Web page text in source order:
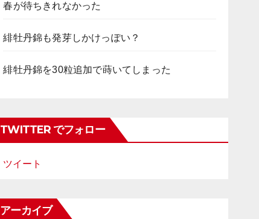
春が待ちきれなかった
緋牡丹錦も発芽しかけっぽい？
緋牡丹錦を30粒追加で蒔いてしまった
TWITTER でフォロー
ツイート
アーカイブ